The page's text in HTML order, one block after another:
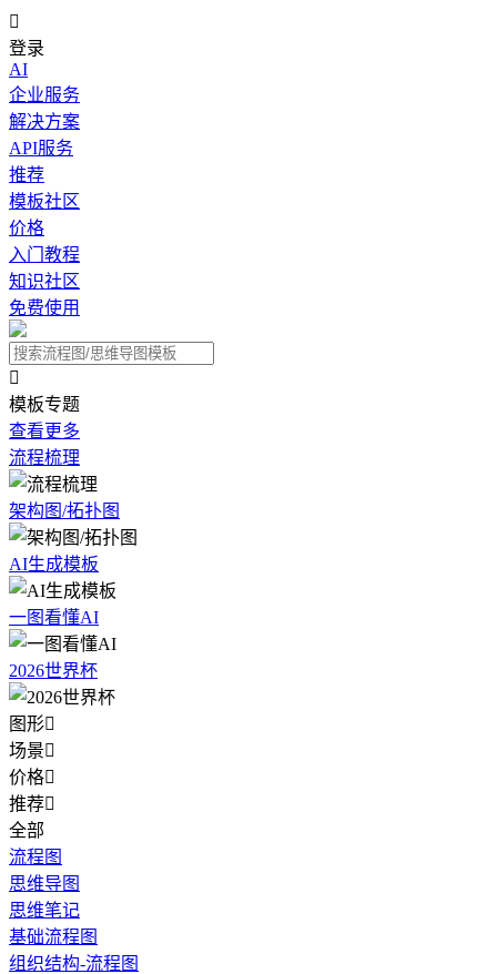

登录
AI
企业服务
解决方案
API服务
推荐
模板社区
价格
入门教程
知识社区
免费使用

模板专题
查看更多
流程梳理
架构图/拓扑图
AI生成模板
一图看懂AI
2026世界杯
图形
场景
价格
推荐
全部
流程图
思维导图
思维笔记
基础流程图
组织结构-流程图